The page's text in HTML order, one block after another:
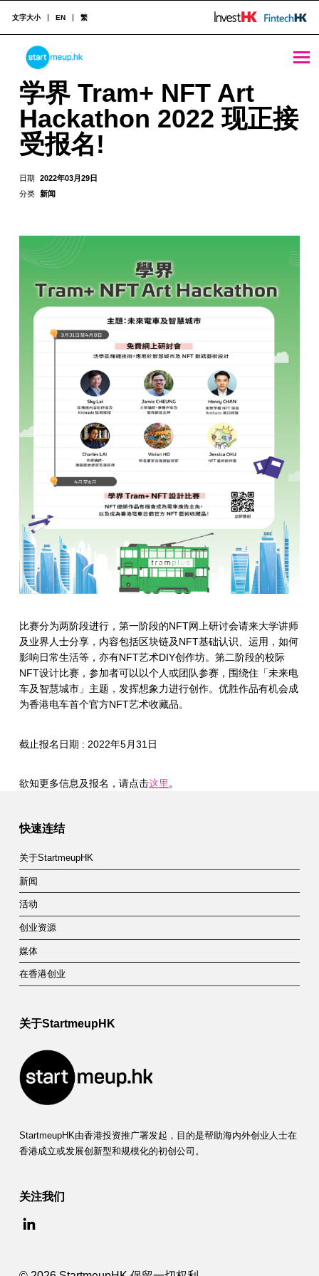
学界 Tram+ NFT Art Hackathon 2022 现正接受报名! - StartmeupHK
STARTMEUPHK
STARTMEUPHK FESTIVAL IS THE LEADING STARTUP AND INNOVATION CONFERENCE EVENT IN HONG KONG
文字大小 EN 繁
学界 Tram+ NFT Art
Hackathon 2022 现正接
受报名!
日期 2022年03月29日
分类 新闻
比赛分为两阶段进行，第一阶段的NFT网上研讨会请来大学讲师
及业界人士分享，内容包括区块链及NFT基础认识、运用，如何
影响日常生活等，亦有NFT艺术DIY创作坊。第二阶段的校际
NFT设计比赛，参加者可以以个人或团队参赛，围绕住「未来电
车及智慧城市」主题，发挥想象力进行创作。优胜作品有机会成
为香港电车首个官方NFT艺术收藏品。
截止报名日期 : 2022年5月31日
欲知更多信息及报名，请点击这里。
快速连结
关于StartmeupHK
新闻
活动
创业资源
媒体
在香港创业
关于StartmeupHK
StartmeupHK由香港投资推广署发起，目的是帮助海内外创业人士在
香港成立或发展创新型和规模化的初创公司。
关注我们